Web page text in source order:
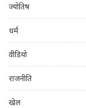
ज्योतिष
धर्म
वीडियो
राजनीति
खेल